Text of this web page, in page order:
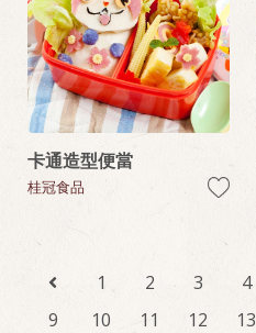
卡通造型便當
桂冠食品
1 2 3 4
9
10 11 12 13